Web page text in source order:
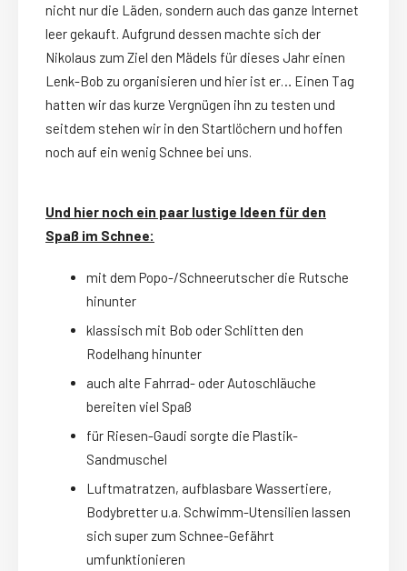
nicht nur die Läden, sondern auch das ganze Internet
leer gekauft. Aufgrund dessen machte sich der
Nikolaus zum Ziel den Mädels für dieses Jahr einen
Lenk-Bob zu organisieren und hier ist er… Einen Tag
hatten wir das kurze Vergnügen ihn zu testen und
seitdem stehen wir in den Startlöchern und hoffen
noch auf ein wenig Schnee bei uns.
Und hier noch ein paar lustige Ideen für den
Spaß im Schnee:
mit dem Popo-/Schneerutscher die Rutsche
hinunter
klassisch mit Bob oder Schlitten den
Rodelhang hinunter
auch alte Fahrrad- oder Autoschläuche
bereiten viel Spaß
für Riesen-Gaudi sorgte die Plastik-
Sandmuschel
Luftmatratzen, aufblasbare Wassertiere,
Bodybretter u.a. Schwimm-Utensilien lassen
sich super zum Schnee-Gefährt
umfunktionieren